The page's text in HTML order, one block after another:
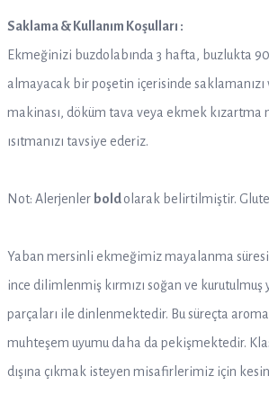
Saklama & Kullanım Koşulları :
Ekmeğinizi buzdolabında 3 hafta, buzlukta
almayacak bir poşetin içerisinde
makinası, döküm tava veya ekmek kızartma
ısıtmanızı tavsiye ederiz.
Not: Alerjenler boldolarak belirtilmiştir.
Yaban mersinli ekmeğimiz mayalanma
ince dilimlenmiş kırmızı soğan ve
parçaları ile dinlenmektedir. Bu süreçta
muhteşem uyumu daha da pekişmektedir.
dışına çıkmak isteyen misafirlerimiz için